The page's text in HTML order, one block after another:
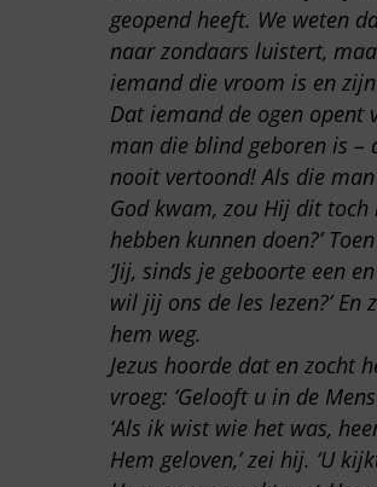
geopend heeft. We weten
naar zondaars luistert,
iemand die vroom is en
Dat iemand de ogen opent
man die blind geboren is –
nooit vertoond! Als die
God kwam, zou Hij dit toch
hebben kunnen doen?’
‘Jij, sinds je geboorte een
wil jij ons de les lezen?’ En
hem weg.
Jezus hoorde dat en zocht
vroeg: ‘Gelooft u in de
‘Als ik wist wie het was,
Hem geloven,’ zei hij. ‘U